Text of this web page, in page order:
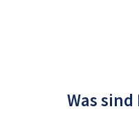
Was sind